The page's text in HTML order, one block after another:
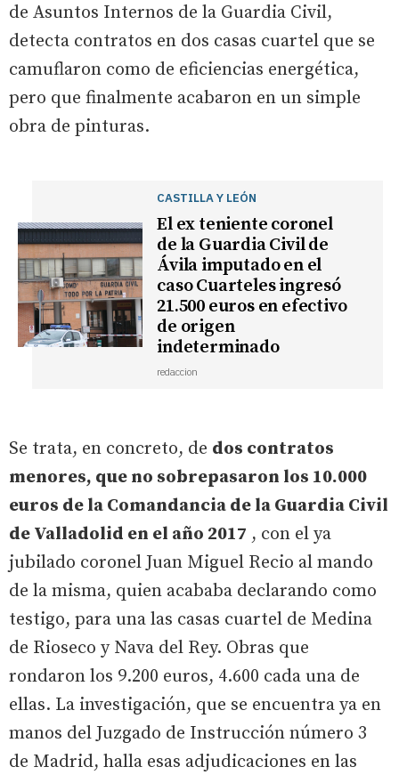
de Asuntos Internos de la Guardia Civil,
detecta contratos en dos casas cuartel que se
camuflaron como de eficiencias energética,
pero que finalmente acabaron en un simple
obra de pinturas.
CASTILLA Y LEÓN
El ex teniente coronel
de la Guardia Civil de
Ávila imputado en el
caso Cuarteles ingresó
21.500 euros en efectivo
de origen
indeterminado
redaccion
Se trata, en concreto, de dos contratos
menores, que no sobrepasaron los 10.000
euros de la Comandancia de la Guardia Civil
de Valladolid en el año 2017 , con el ya
jubilado coronel Juan Miguel Recio al mando
de la misma, quien acababa declarando como
testigo, para una las casas cuartel de Medina
de Rioseco y Nava del Rey. Obras que
rondaron los 9.200 euros, 4.600 cada una de
ellas. La investigación, que se encuentra ya en
manos del Juzgado de Instrucción número 3
de Madrid, halla esas adjudicaciones en las